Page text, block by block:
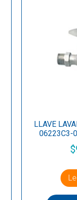
LLAVE
06223C3-
$